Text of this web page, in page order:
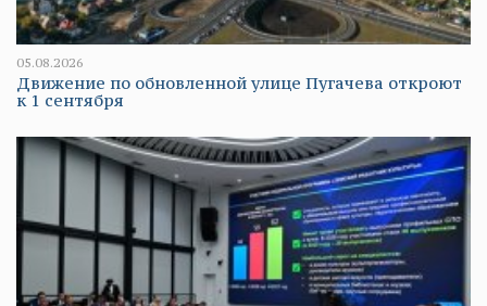
05.08.2026
Движение по обновленной улице Пугачева откроют
к 1 сентября